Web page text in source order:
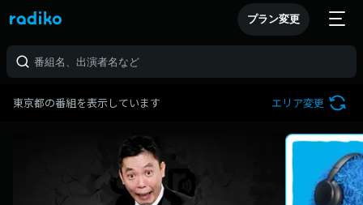
プラン変更
東京都の番組を表示しています エリア変更